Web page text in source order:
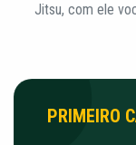
Jitsu, com ele
PRIMEIRO